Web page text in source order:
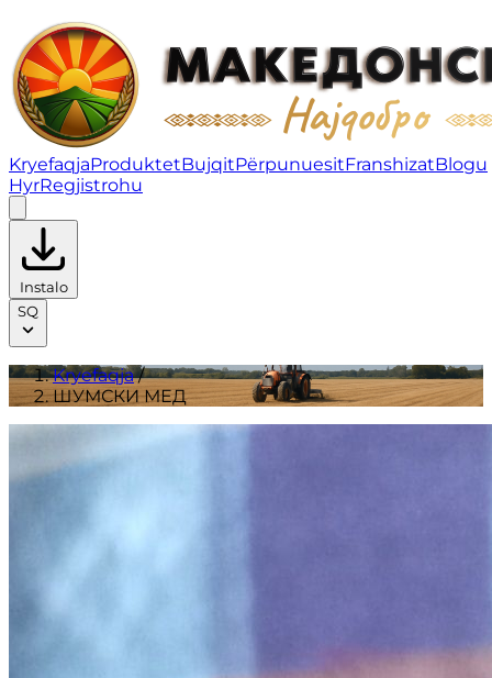
ШУМСКИ МЕД | Produktet
KryefaqjaProduktetBujqitPërpunuesitFranshizatBlogu
HyrRegjistrohu
Instalo
SQ
Kryefaqja/
ШУМСКИ МЕД